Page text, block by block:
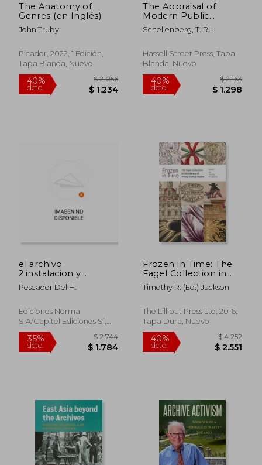
The Anatomy of
Genres (en Inglés)
John Truby
Picador, 2022, 1 Edición,
Tapa Blanda, Nuevo
The Appraisal of
Modern Public
Records (en Inglés)
Schellenberg, T. R.
Hassell Street Press, Tapa
Blanda, Nuevo
40%
dcto.
el archivo
2:instalacion y
conservacion
Pescador Del H.
Ediciones Norma
S.a/capitel Ediciones Sl,
1988, Nuevo
Frozen in Time: The
Fagel Collection in
the Library of Trinity
College Dublin (en
Timothy R. (Ed.) Jackson
The Lilliput Press Ltd, 2016,
Tapa Dura, Nuevo